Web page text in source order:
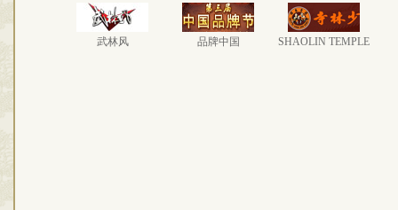
武林风 品牌中国 SHAOLIN TEMPLE